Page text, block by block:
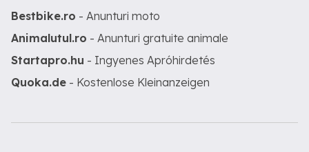
Bestbike.ro - Anunturi moto
Animalutul.ro - Anunturi gratuite animale
Startapro.hu - Ingyenes Apróhirdetés
Quoka.de - Kostenlose Kleinanzeigen